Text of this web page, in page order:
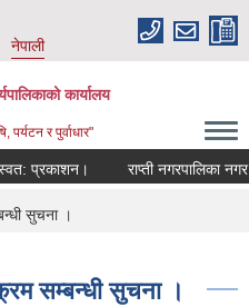
नेपाली
कार्यालय
पर्यटन र पुर्वाधार"
प्रकाशन। राप्ती नगरपालिका नगर
सुचना ।
सम्बन्धी सुचना ।